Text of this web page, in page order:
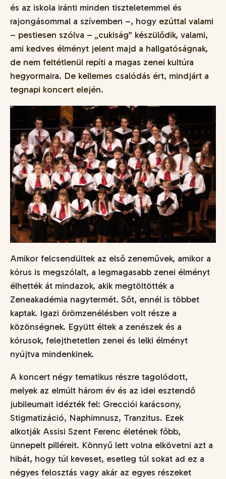
és az iskola iránti minden tiszteletemmel és
rajongásommal a szívemben –, hogy ezúttal valami
– pestiesen szólva – „cukiság” készülődik, valami,
ami kedves élményt jelent majd a hallgatóságnak,
de nem feltétlenül repíti a magas zenei kultúra
hegyormaira. De kellemes csalódás ért, mindjárt a
tegnapi koncert elején.
Amikor felcsendültek az első zeneművek, amikor a
kórus is megszólalt, a legmagasabb zenei élményt
élhették át mindazok, akik megtöltötték a
Zeneakadémia nagytermét. Sőt, ennél is többet
kaptak. Igazi örömzenélésben volt része a
közönségnek. Együtt éltek a zenészek és a
kórusok, felejthetetlen zenei és lelki élményt
nyújtva mindenkinek.
A koncert négy tematikus részre tagolódott,
melyek az elmúlt három év és az idei esztendő
jubileumait idézték fel: Grecciói karácsony,
Stigmatizáció, Naphimnusz, Tranzitus. Ezek
alkotják Assisi Szent Ferenc életének főbb,
ünnepelt pilléreit. Könnyű lett volna elkövetni azt a
hibát, hogy túl keveset, esetleg túl sokat ad ez a
négyes felosztás vagy akár az egyes részeket